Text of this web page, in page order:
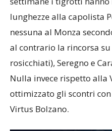
lunghezze alla capolista
nessuna al Monza
al contrario la rincorsa
rosicchiati), Seregno e
Nulla invece rispetto alla
ottimizzato gli scontri
Virtus Bolzano.